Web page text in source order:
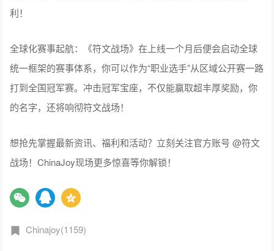
利！
全球化赛事起航：《符文战场》在上线一个月后便会启动全球
统一框架的赛事体系，你可以作为“职业选手”从区域公开赛一路
打到全国冠军赛。冲击冠军宝座，不仅能赢取超丰厚奖励，你
的名字，还将响彻符文战场！
想抢先掌握最新资讯、福利和活动？立刻关注官方账号 @符文
战场！ChinaJoy现场更多惊喜等你解锁！
Chinajoy(1159)